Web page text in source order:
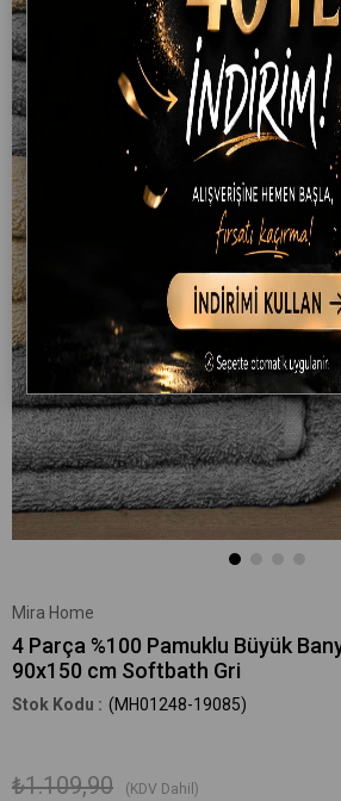
Mira Home
4 Parça %100 Pamuklu Büyük
90x150 cm Softbath Gri
(MH01248-19085)
₺1.109,90 (KDV Dahil)